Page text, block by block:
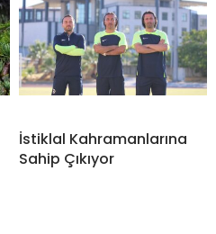
İstiklal Kahramanlarına
Sahip Çıkıyor